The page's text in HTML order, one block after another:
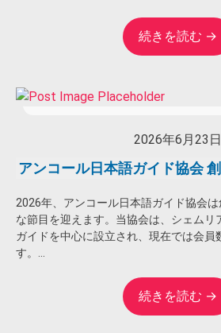
続きを読む →
2026年6月23日
アンコール日本語ガイド協会
2026年、アンコール日本語ガイド協会
な節目を迎えます。当協会は、シェムリ
ガイドを中心に設立され、現在では会員
す。...
続きを読む →